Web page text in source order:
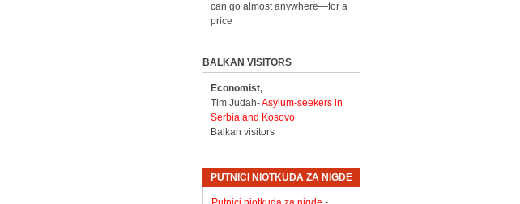
can go almost anywhere—for a
price
BALKAN VISITORS
Economist,
Tim Judah-Asylum-seekers in
Serbia and Kosovo
Balkan visitors
PUTNICI NIOTKUDA ZA NIGDE